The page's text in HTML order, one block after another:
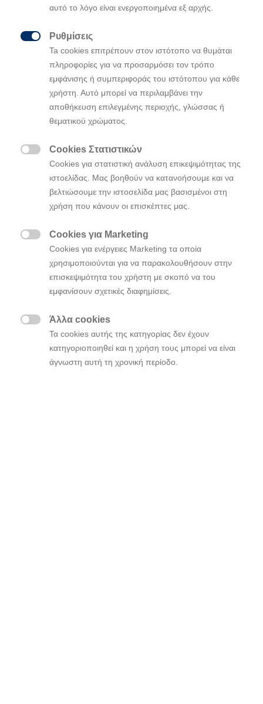
αυτό το λόγο είναι ενεργοποιημένα εξ αρχής.
Ρυθμίσεις
Ta cookies επιτρέπουν στον ιστότοπο να θυμάται
πληροφορίες για να προσαρμόσει τον τρόπο
εμφάνισης ή συμπεριφοράς του ιστότοπου για κάθε
χρήστη. Αυτό μπορεί να περιλαμβάνει την
αποθήκευση επιλεγμένης περιοχής, γλώσσας ή
θεματικού χρώματος.
Cookies Στατιστικών
Cookies για στατιστική ανάλυση επικεψιμότητας της
ιστοελίδας. Μας βοηθούν να κατανοήσουμε και να
βελτιώσουμε την ιστοσελίδα μας βασισμένοι στη
χρήση που κάνουν οι επισκέπτες μας.
Cookies για Marketing
Cookies για ενέργειες Marketing τα οποία
χρησιμοποιούνται για να παρακολουθήσουν στην
επισκεψιμότητα του χρήστη με σκοπό να του
εμφανίσουν σχετικές διαφημίσεις.
Άλλα cookies
Τα cookies αυτής της κατηγορίας δεν έχουν
κατηγοριοποιηθεί και η χρήση τους μπορεί να είναι
άγνωστη αυτή τη χρονική περίοδο.
Θρίαμβος για τη Hyundai στο Ράλλυ
Βελγίου
Το Hyundai i20 N Rally1 έχει πλέον κατακτήσει τρεις
νίκες το 2022, στα χωμάτινα Ράλλυ της Σαρδηνίας και
Μοντέλα
Επιλέγοντας Νέο